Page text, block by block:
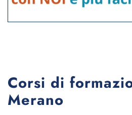
Corsi di
Merano